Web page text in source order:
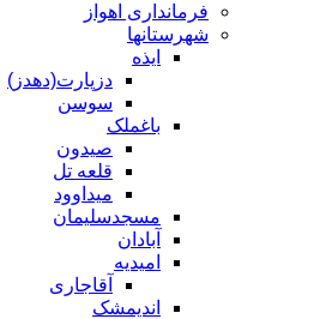
فرمانداری اهواز
شهرستانها
ایذه
دزپارت(دهدز)
سوسن
باغملک
صیدون
قلعه تل
میداوود
مسجدسلیمان
آبادان
امیدیه
آقاجاری
اندیمشک